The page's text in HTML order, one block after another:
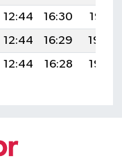
12:44 16:30
19:31
12:44 16:29
19:30
12:44 16:28 19:28